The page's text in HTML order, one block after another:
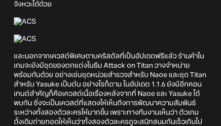
จังหวะได้ด้วย
และนอกจากเควสต์พิเศษดาบคริสตัลที่เป็นอัปเดตฟรีแล้ว ร้านค้าใน
เกมจะยังมีชุดของตกแต่งในธีม Attack on Titan วางจำหน่าย
พร้อมกันด้วย อย่างเช่นชุดหน่วยสำรวจสำหรับ Naoe และชุด Titan
สำหรับ Yasuke เป็นต้น อย่างไรก็ตาม ในอัปเดต 1.1.6 ยังมีอีกคอน
เทนต์สำคัญก็คือเควสต์เนื้อเรื่องหลังจากที่ Naoe และ Yasuke ได้
พบกัน ซึ่งจะเป็นเควสต์ที่แสดงให้เห็นถึงการพัฒนาความสัมพันธ์
ระหว่างทั้งสองตัวละครให้มากขึ้น เพราะทางทีมงานเห็นว่า ตัวเกม
ดั้งเดิมถ่ายทอดให้เห็นว่าทั้งสองตัวละครดูจะสนิทสนมกันเร็วเกินไป